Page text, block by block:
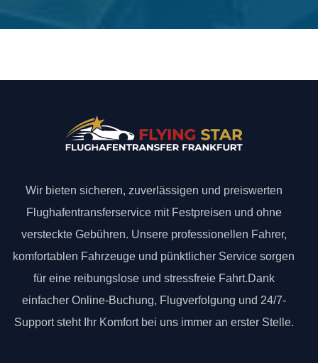
Wir bieten sicheren, zuverlässigen und preiswerten
Flughafentransferservice mit Festpreisen und ohne
versteckte Gebühren. Unsere professionellen Fahrer,
komfortablen Fahrzeuge und pünktlicher Service sorgen
für eine reibungslose und stressfreie Fahrt.Dank
einfacher Online-Buchung, Flugverfolgung und 24/7-
Support steht Ihr Komfort bei uns immer an erster Stelle.